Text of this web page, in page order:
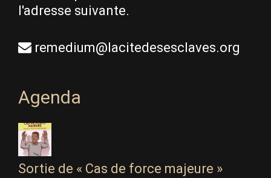
l'adresse suivante.
remedium@lacitedesesclaves.org
Agenda
Sortie de « Cas de force majeure »